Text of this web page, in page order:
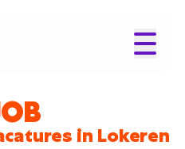
in Lokeren